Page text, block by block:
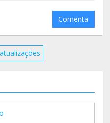
mi corazón os deseo
y una buena entrada
Comenta